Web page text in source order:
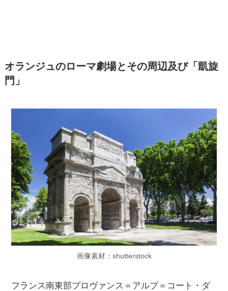
オランジュのローマ劇場とその周辺及び「凱旋
門」
画像素材：shutterstock
フランス南東部プロヴァンス＝アルプ＝コート・ダ